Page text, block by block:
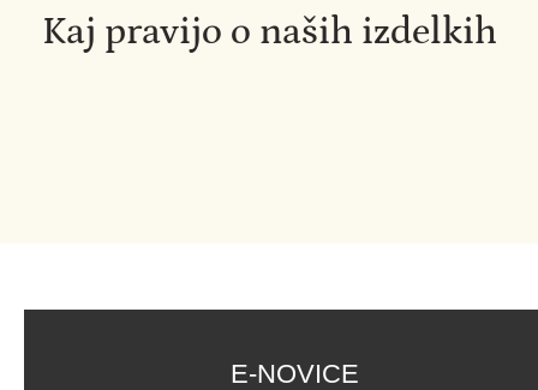
Kaj pravijo o naših izdelkih
E-NOVICE